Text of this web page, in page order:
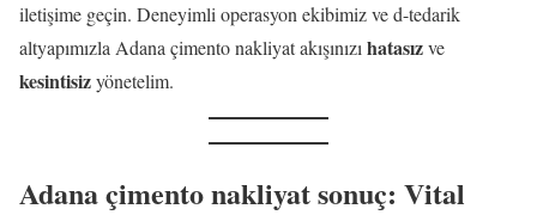
iletişime geçin. Deneyimli operasyon ekibimiz ve d-tedarik
altyapımızla Adana çimento nakliyat akışınızı hatasızve
kesintisizyönetelim.
Adana çimento nakliyat sonuç: Vital